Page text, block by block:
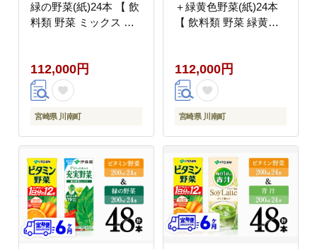
緑の野菜(紙)24本 【 飲
料類 野菜 ミックス 緑
6回 】[C07370t6]
112,000円
宮崎県 川南町
＋緑黄色野菜(紙)24本
【 飲料類 野菜 緑黄色
飲みもの 】[C07372t6]
112,000円
宮崎県 川南町